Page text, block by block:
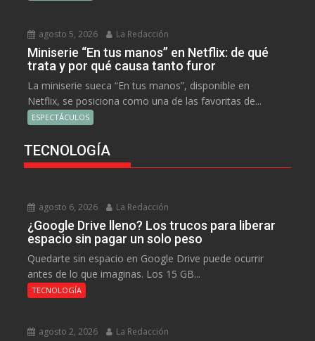
agosto 5, 2026 La Redacción
Miniserie “En tus manos” en Netflix: de qué
trata y por qué causa tanto furor
La miniserie sueca “En tus manos”, disponible en
Netflix, se posiciona como una de las favoritas de...
ESPECTÁCULOS
TECNOLOGÍA
agosto 6, 2026 La Redacción
¿Google Drive lleno? Los trucos para liberar
espacio sin pagar un solo peso
Quedarte sin espacio en Google Drive puede ocurrir
antes de lo que imaginas. Los 15 GB...
TECNOLOGÍA
agosto 2, 2026 La Redacción